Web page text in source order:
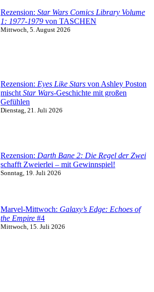
Rezension: Star Wars Comics Library Volume
1: 1977-1979 von TASCHEN
Mittwoch, 5. August 2026
Rezension: Eyes Like Stars von Ashley Poston
mischt Star Wars-Geschichte mit großen
Gefühlen
Dienstag, 21. Juli 2026
Rezension: Darth Bane 2: Die Regel der Zwei
schafft Zweierlei – mit Gewinnspiel!
Sonntag, 19. Juli 2026
Marvel-Mittwoch: Galaxy’s Edge: Echoes of
the Empire #4
Mittwoch, 15. Juli 2026